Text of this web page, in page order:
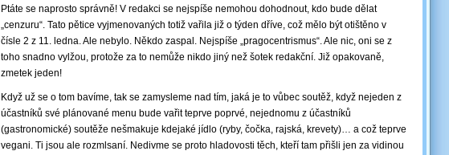
Ptáte se naprosto správně! V redakci se nejspíše nemohou dohodnout, kdo bude dělat
„cenzuru“. Tato pětice vyjmenovaných totiž vařila již o týden dříve, což mělo být otištěno v
čísle 2 z 11. ledna. Ale nebylo. Někdo zaspal. Nejspíše „pragocentrismus“. Ale nic, oni se z
toho snadno vylžou, protože za to nemůže nikdo jiný než šotek redakční. Již opakovaně,
zmetek jeden!
Když už se o tom bavíme, tak se zamysleme nad tím, jaká je to vůbec soutěž, když nejeden z
účastníků své plánované menu bude vařit teprve poprvé, nejednomu z účastníků
(gastronomické) soutěže nešmakuje kdejaké jídlo (ryby, čočka, rajská, krevety)… a což teprve
vegani. Ti jsou ale rozmlsaní. Nedivme se proto hladovosti těch, kteří tam přišli jen za vidinou